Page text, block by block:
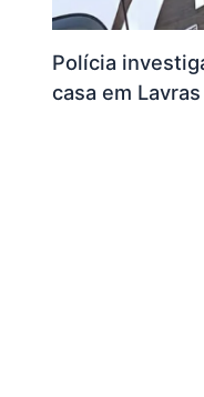
Polícia
casa em Lavras